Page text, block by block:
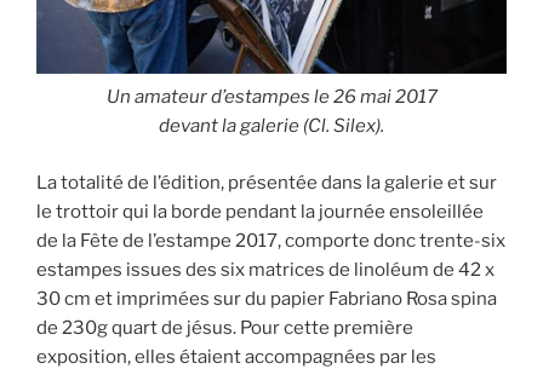
Un amateur d’estampes le 26 mai 2017
devant la galerie (Cl. Silex).
La totalité de l’édition, présentée dans la galerie et sur
le trottoir qui la borde pendant la journée ensoleillée
de la Fête de l’estampe 2017, comporte donc trente-six
estampes issues des six matrices de linoléum de 42 x
30 cm et imprimées sur du papier Fabriano Rosa spina
de 230g quart de jésus. Pour cette première
exposition, elles étaient accompagnées par les